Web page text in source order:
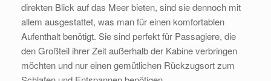
direkten Blick auf das Meer bieten, sind sie dennoch mit
allem ausgestattet, was man für einen komfortablen
Aufenthalt benötigt. Sie sind perfekt für Passagiere, die
den Großteil ihrer Zeit außerhalb der Kabine verbringen
möchten und nur einen gemütlichen Rückzugsort zum